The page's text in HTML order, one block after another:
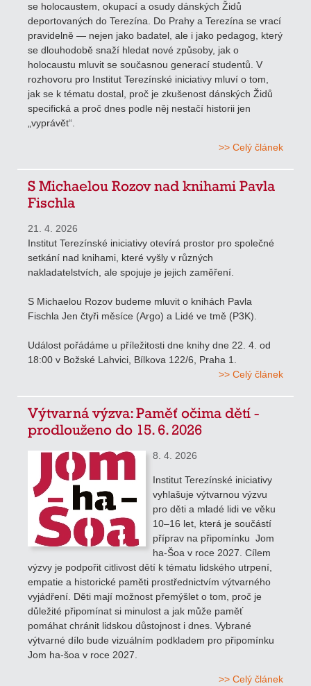
se holocaustem, okupací a osudy dánských Židů
deportovaných do Terezína. Do Prahy a Terezína se vrací
pravidelně — nejen jako badatel, ale i jako pedagog, který
se dlouhodobě snaží hledat nové způsoby, jak o
holocaustu mluvit se současnou generací studentů. V
rozhovoru pro Institut Terezínské iniciativy mluví o tom,
jak se k tématu dostal, proč je zkušenost dánských Židů
specifická a proč dnes podle něj nestačí historii jen
„vyprávět“.
>> Celý článek
S Michaelou Rozov nad knihami Pavla
Fischla
21. 4. 2026
Institut Terezínské iniciativy otevírá prostor pro společné
setkání nad knihami, které vyšly v různých
nakladatelstvích, ale spojuje je jejich zaměření.
S Michaelou Rozov budeme mluvit o knihách Pavla
Fischla Jen čtyři měsíce (Argo) a Lidé ve tmě (P3K).
Událost pořádáme u příležitosti dne knihy dne 22. 4. od
18:00 v Božské Lahvici, Bílkova 122/6, Praha 1.
>> Celý článek
Výtvarná výzva: Paměť očima dětí -
prodlouženo do 15. 6. 2026
8. 4. 2026
Institut Terezínské iniciativy
vyhlašuje výtvarnou výzvu
pro děti a mladé lidi ve věku
10–16 let, která je součástí
příprav na připomínku Jom
ha-Šoa v roce 2027. Cílem
výzvy je podpořit citlivost dětí k tématu lidského utrpení,
empatie a historické paměti prostřednictvím výtvarného
vyjádření. Děti mají možnost přemýšlet o tom, proč je
důležité připomínat si minulost a jak může paměť
pomáhat chránit lidskou důstojnost i dnes. Vybrané
výtvarné dílo bude vizuálním podkladem pro připomínku
Jom ha-šoa v roce 2027.
>> Celý článek